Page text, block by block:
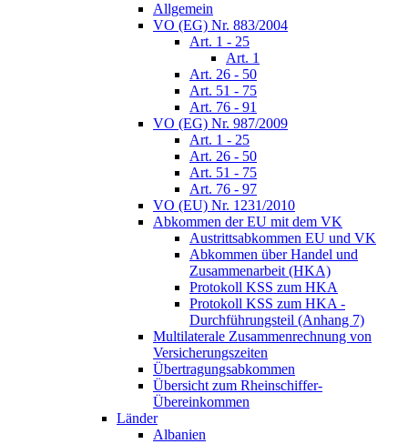
Allgemein
VO (EG) Nr. 883/2004
Art. 1 - 25
Art. 1
Art. 26 - 50
Art. 51 - 75
Art. 76 - 91
VO (EG) Nr. 987/2009
Art. 1 - 25
Art. 26 - 50
Art. 51 - 75
Art. 76 - 97
VO (EU) Nr. 1231/2010
Abkommen der EU mit dem VK
Austrittsabkommen EU und VK
Abkommen über Handel und
Zusammenarbeit (HKA)
Protokoll KSS zum HKA
Protokoll KSS zum HKA -
Durchführungsteil (Anhang 7)
Multilaterale Zusammenrechnung von
Versicherungszeiten
Übertragungsabkommen
Übersicht zum Rheinschiffer-
Übereinkommen
Länder
Albanien